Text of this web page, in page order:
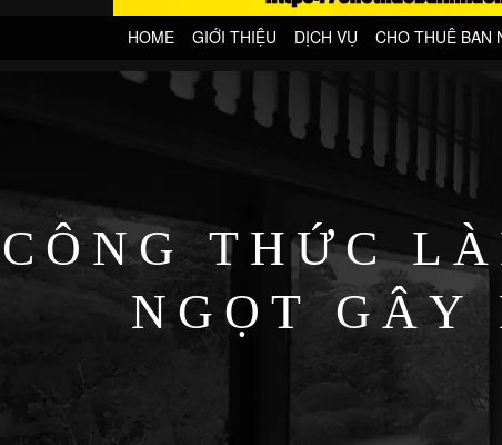
HOME GIỚI THIỆU DỊCH VỤ CHO THUÊ BAN
CÔNG THỨC
NGỌT